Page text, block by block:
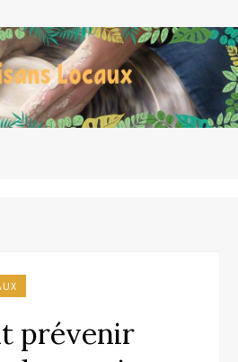
prévenir